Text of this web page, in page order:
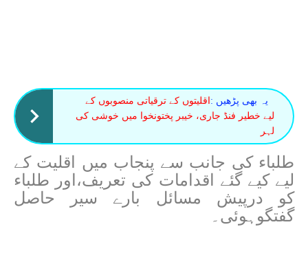
یہ بھی پڑھیں : اقلیتوں کے ترقیاتی منصوبوں کے
لیے خطیر فنڈ جاری، خیبر پختونخوا میں خوشی کی
لہر
طلباء کی جانب سے پنجاب میں اقلیت کے
لیے کیے گئے اقدامات کی تعریف،اور طلباء
کو درپیش مسائل بارے سیر حاصل
گفتگوہوئی۔